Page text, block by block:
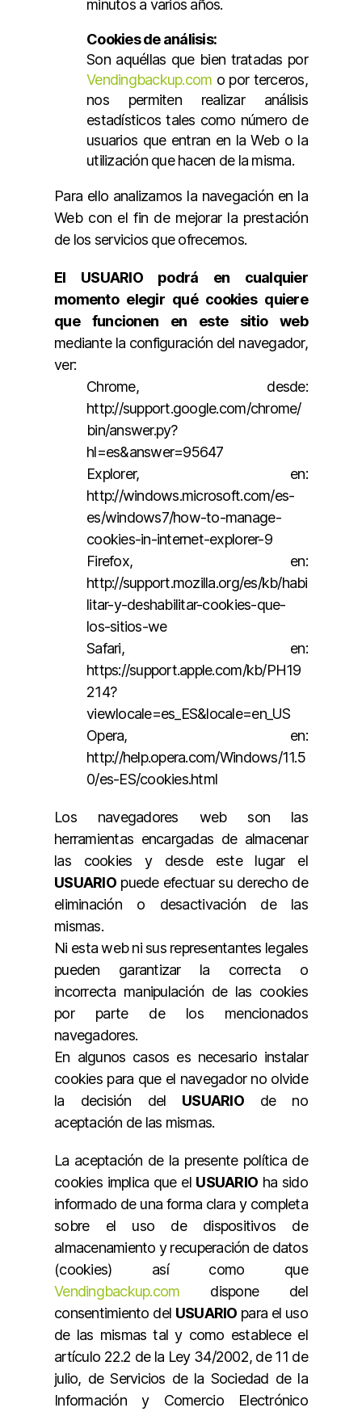
minutos a varios años.
Cookies de análisis:
Son aquéllas que bien tratadas por
Vendingbackup.com o por terceros,
nos permiten realizar análisis
estadísticos tales como número de
usuarios que entran en la Web o la
utilización que hacen de la misma.
Para ello analizamos la navegación en la
Web con el fin de mejorar la prestación
de los servicios que ofrecemos.
El USUARIO podrá en cualquier
momento elegir qué cookies quiere
que funcionen en este sitio web
mediante la configuración del navegador,
ver:
Chrome, desde:
http://support.google.com/chrome/
bin/answer.py?
hl=es&answer=95647
Explorer, en:
http://windows.microsoft.com/es-
es/windows7/how-to-manage-
cookies-in-internet-explorer-9
Firefox, en:
http://support.mozilla.org/es/kb/habi
litar-y-deshabilitar-cookies-que-
los-sitios-we
Safari, en:
https://support.apple.com/kb/PH19
214?
viewlocale=es_ES&locale=en_US
Opera, en:
http://help.opera.com/Windows/11.5
0/es-ES/cookies.html
Los navegadores web son las
herramientas encargadas de almacenar
las cookies y desde este lugar el
USUARIOpuede efectuar su derecho de
eliminación o desactivación de las
mismas.
Ni esta web ni sus representantes legales
pueden garantizar la correcta o
incorrecta manipulación de las cookies
por parte de los mencionados
navegadores.
En algunos casos es necesario instalar
cookies para que el navegador no olvide
la decisión del USUARIOde no
aceptación de las mismas.
La aceptación de la presente política de
cookies implica que el USUARIO ha sido
informado de una forma clara y completa
sobre el uso de dispositivos de
almacenamiento y recuperación de datos
(cookies) así como que
Vendingbackup.com dispone del
consentimiento del USUARIO para el uso
de las mismas tal y como establece el
artículo 22.2 de la Ley 34/2002, de 11 de
julio, de Servicios de la Sociedad de la
Información y Comercio Electrónico